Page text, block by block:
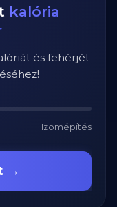
kalória
és fehérjét
Izomépítés
→